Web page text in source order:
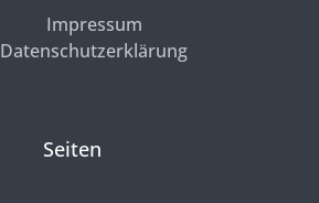
Impressum
Datenschutzerklärung
Seiten